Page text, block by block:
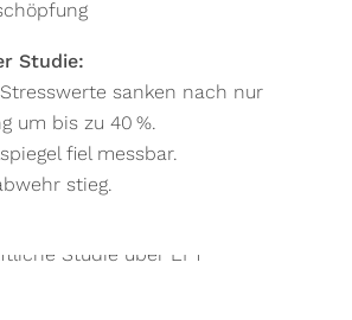
Studie:
sanken nach nur
um bis zu 40 %.
fiel messbar.
stieg.